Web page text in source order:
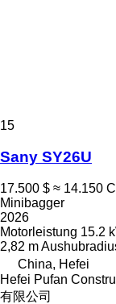
15
Sany SY26U
17.500 $ ≈ 14.150
Minibagger
2026
Motorleistung 15.2
2,82 m
China, Hefei
Hefei Pufan
有限公司